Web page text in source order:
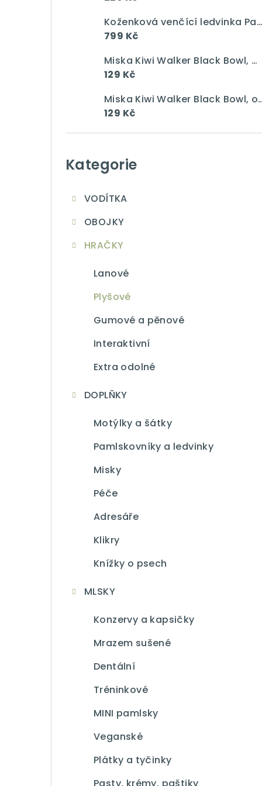
Koženková venčící ledvinka Pawsome gang vínová
799 Kč
Miska Kiwi Walker Black Bowl, modrá, 750 ml
129 Kč
Miska Kiwi Walker
129 Kč
Kategorie
VODÍTKA
OBOJKY
HRAČKY
Lanové
Plyšové
Gumové a pěnové
Interaktivní
Extra odolné
DOPLŇKY
Motýlky a šátky
Pamlskovníky a ledvinky
Misky
Péče
Adresáře
Klikry
Knížky o psech
MLSKY
Konzervy a kapsičky
Mrazem sušené
Dentální
Tréninkové
MINI pamlsky
Veganské
Plátky a tyčinky